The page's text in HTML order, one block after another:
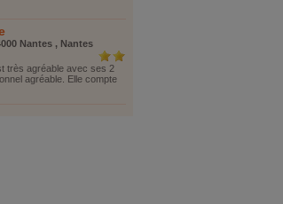
Nantes , Nantes
très agréable avec ses 2
agréable. Elle compte